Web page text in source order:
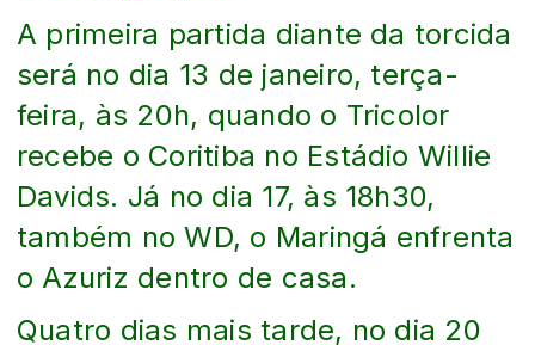
A primeira partida diante da torcida
será no dia 13 de janeiro, terça-
feira, às 20h, quando o Tricolor
recebe o Coritiba no Estádio Willie
Davids. Já no dia 17, às 18h30,
também no WD, o Maringá enfrenta
o Azuriz dentro de casa.
Quatro dias mais tarde, no dia 20